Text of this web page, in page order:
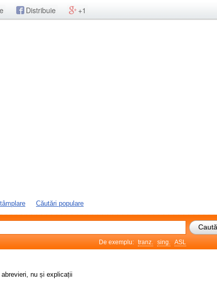
Distribuie +1
Căutări populare
De exemplu: tranz. sing. ASL
nu și explicații